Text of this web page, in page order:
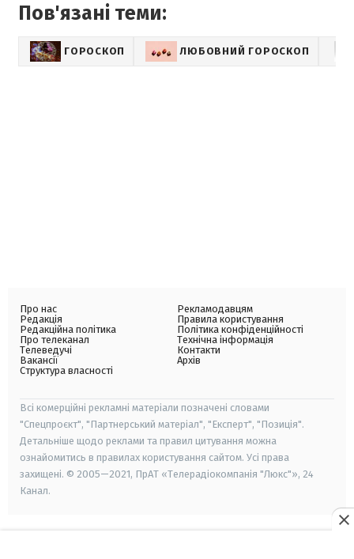
Пов'язані теми:
ГОРОСКОП ЛЮБОВНИЙ ГОРОСКОП
Про нас
Редакція
Редакційна політика
Про телеканал
Телеведучі
Вакансії
Структура власності
Рекламодавцям
Правила користування
Політика конфіденційності
Технічна інформація
Контакти
Архів
Всі комерційні рекламні матеріали позначені словами
"Спецпроєкт", "Партнерський матеріал", "Експерт", "Позиція".
Детальніше щодо реклами та правил цитування можна
ознайомитись в правилах користування сайтом. Усі права
захищені. © 2005—2021, ПрАТ «Телерадіокомпанія "Люкс"», 24
Канал.